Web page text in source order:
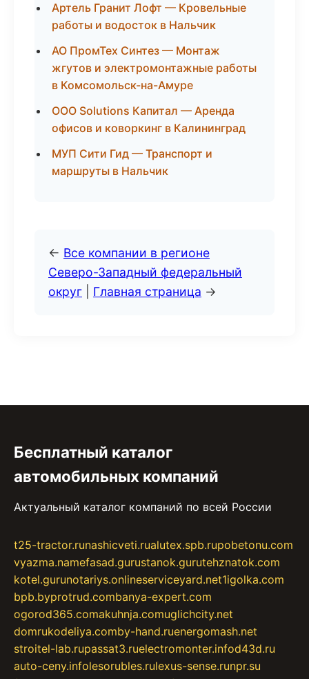
Артель Гранит Лофт — Кровельные
работы и водосток в Нальчик
АО ПромТех Синтез — Монтаж
жгутов и электромонтажные работы
в Комсомольск-на-Амуре
ООО Solutions Капитал — Аренда
офисов и коворкинг в Калининград
МУП Сити Гид — Транспорт и
маршруты в Нальчик
← Все компании в регионе
Северо-Западный федеральный
округ
Главная страница →
Бесплатный каталог
автомобильных компаний
Актуальный каталог компаний по всей России
t25-tractor.runashicveti.rualutex.spb.rupobetonu.com
vyazma.namefasad.gurustanok.gurutehznatok.com
kotel.gurunotariys.onlineserviceyard.net1igolka.com
bpb.byprotrud.combanya-expert.com
ogorod365.comakuhnja.comuglichcity.net
domrukodeliya.comby-hand.ruenergomash.net
stroitel-lab.rupassat3.ruelectromonter.infod43d.ru
auto-ceny.infolesorubles.rulexus-sense.runpr.su